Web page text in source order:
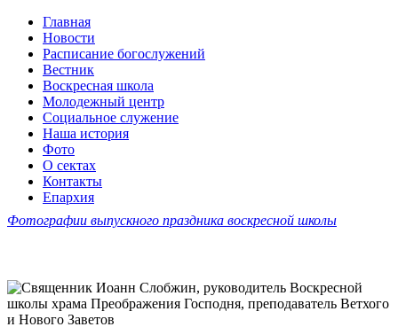
Главная
Новости
Расписание богослужений
Вестник
Воскресная школа
Молодежный центр
Социальное служение
Наша история
Фото
О сектах
Контакты
Епархия
Фотографии выпускного праздника воскресной школы